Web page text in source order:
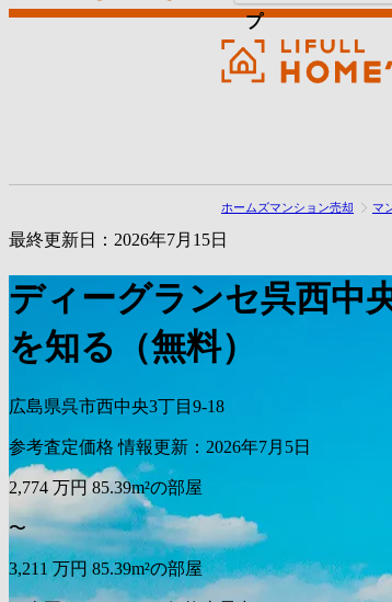
プ
ホームズマンション売却 マ
最終更新日：2026年7月15日
ディーグランセ呉西中
を知る（無料）
広島県呉市西中央3丁目9-18
参考査定価格 情報更新：2026年7月5日
2,774 万円 85.39m²の部屋
〜
3,211 万円 85.39m²の部屋